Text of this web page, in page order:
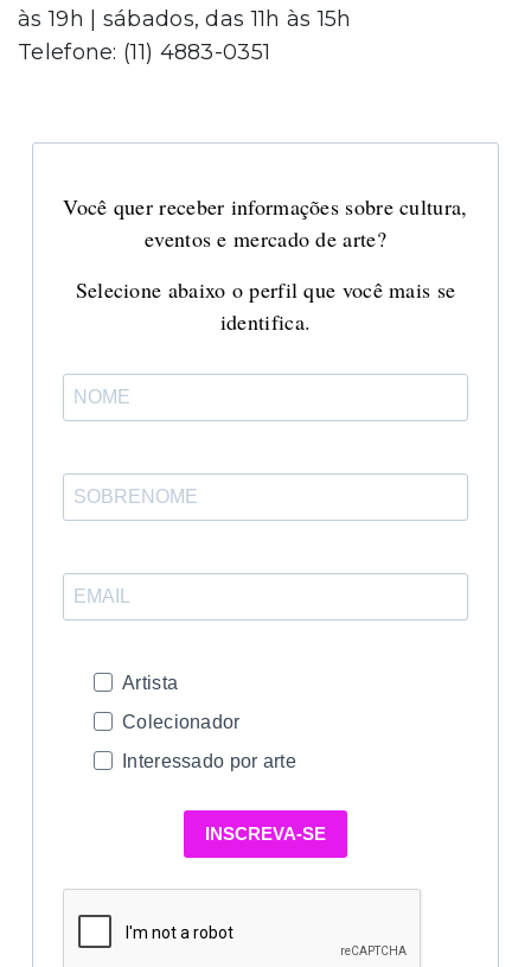
às 19h | sábados, das 11h às 15h
Telefone: (11) 4883-0351
Você quer receber informações sobre cultura,
eventos e mercado de arte?
Selecione abaixo o perfil que você mais se
identifica.
Artista
Colecionador
Interessado por arte
INSCREVA-SE